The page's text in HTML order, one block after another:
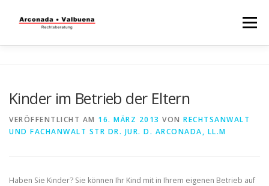
Menü
STEUERBERATUNG
Kinder im Betrieb der Eltern
VERÖFFENTLICHT AM 16. MÄRZ 2013 VON RECHTSANWALT
UND FACHANWALT STR DR. JUR. D. ARCONADA, LL.M
Haben Sie Kinder? Sie können Ihr Kind mit in Ihrem eigenen Betrieb auf